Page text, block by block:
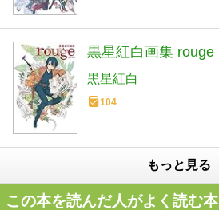
黒星紅白画集 rouge
黒星紅白
104
もっと見る
この本を読んだ人がよく読む本